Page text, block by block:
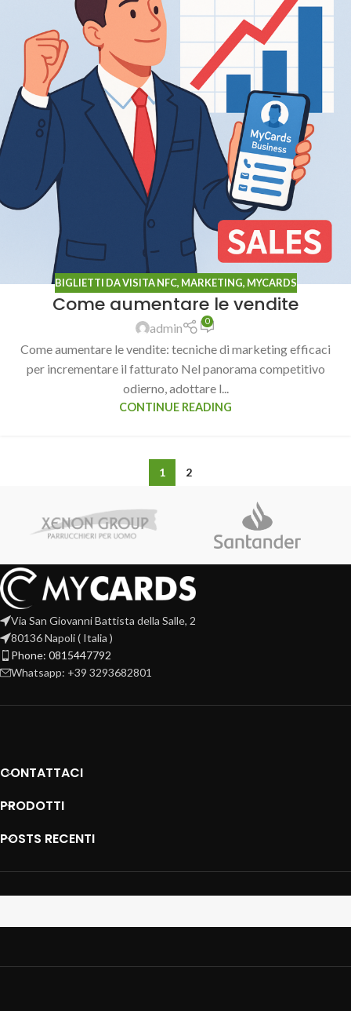
BIGLIETTI DA VISITA NFC, MARKETING, MYCARDS
Come aumentare le vendite
admin 0
Come aumentare le vendite: tecniche di marketing efficaci
per incrementare il fatturato Nel panorama competitivo
odierno, adottare l...
CONTINUE READING
1 2
Via San Giovanni Battista della Salle, 2
80136 Napoli ( Italia )
Phone: 0815447792
Whatsapp: +39 3293682801
CONTATTACI
PRODOTTI
POSTS RECENTI